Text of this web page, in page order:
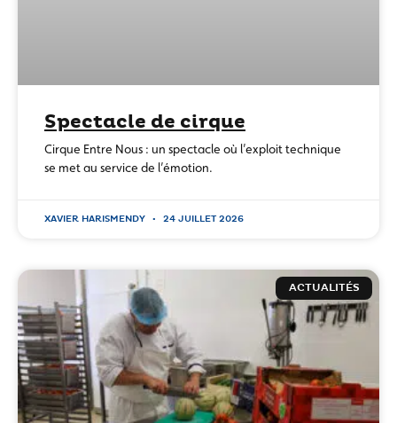
Spectacle de cirque
Cirque Entre Nous : un spectacle où l’exploit technique
se met au service de l’émotion.
XAVIER HARISMENDY 24 JUILLET 2026
ACTUALITÉS